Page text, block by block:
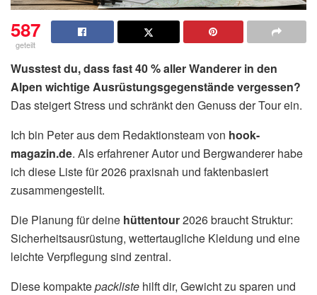
587
geteilt
Wusstest du, dass fast 40 % aller Wanderer in den
Alpen wichtige Ausrüstungsgegenstände vergessen?
Das steigert Stress und schränkt den Genuss der Tour ein.
Ich bin Peter aus dem Redaktionsteam von hook-
magazin.de. Als erfahrener Autor und Bergwanderer habe
ich diese Liste für 2026 praxisnah und faktenbasiert
zusammengestellt.
Die Planung für deine hüttentour2026 braucht Struktur:
Sicherheitsausrüstung, wettertaugliche Kleidung und eine
leichte Verpflegung sind zentral.
Diese kompaktepackliste hilft dir, Gewicht zu sparen und